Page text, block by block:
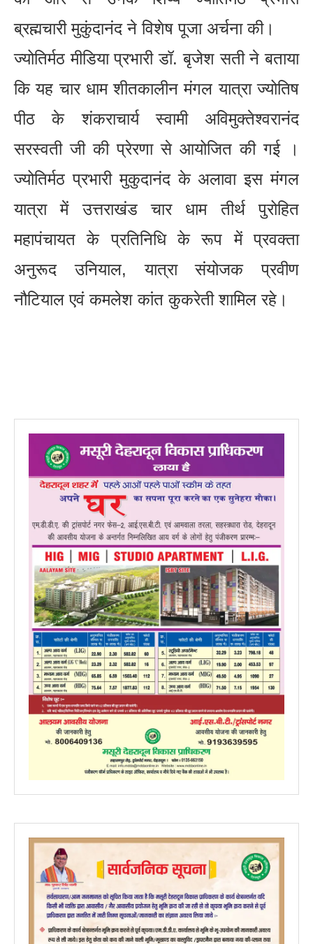
ब्रह्मचारी मुकुंदानंद ने विशेष पूजा अर्चना की।
ज्योतिर्मठ मीडिया प्रभारी डॉ. बृजेश सती ने बताया
कि यह चार धाम शीतकालीन मंगल यात्रा ज्योतिष
पीठ के शंकराचार्य स्वामी अविमुक्तेश्वरानंद
सरस्वती जी की प्रेरणा से आयोजित की गई ।
ज्योतिर्मठ प्रभारी मुकुदानंद के अलावा इस मंगल
यात्रा में उत्तराखंड चार धाम तीर्थ पुरोहित
महापंचायत के प्रतिनिधि के रूप में प्रवक्ता
अनुरूद उनियाल, यात्रा संयोजक प्रवीण
नौटियाल एवं कमलेश कांत कुकरेती शामिल रहे।